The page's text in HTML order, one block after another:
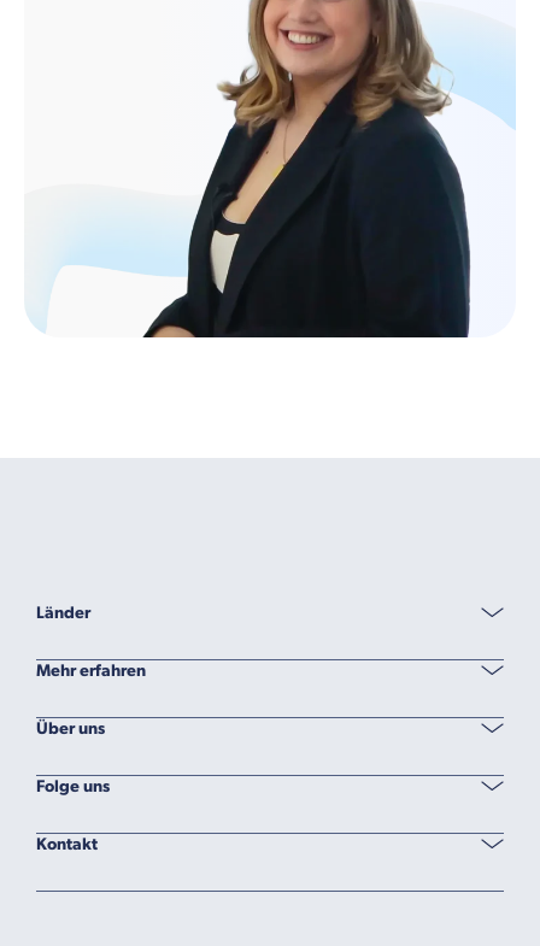
Länder
Mehr erfahren
Über uns
Folge uns
Kontakt